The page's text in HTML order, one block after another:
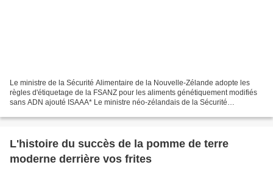
Le ministre de la Sécurité Alimentaire de la Nouvelle-Zélande adopte les
règles d'étiquetage de la FSANZ pour les aliments génétiquement modifiés
sans ADN ajouté ISAAA* Le ministre néo-zélandais de la Sécurité
L'histoire du succès de la pomme de terre
moderne derrière vos frites